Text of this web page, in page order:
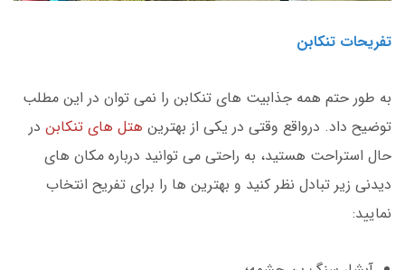
تفریحات تنکابن
به طور حتم همه جذابیت های تنکابن را نمی توان در این مطلب
توضیح داد. درواقع وقتی در یکی از بهترین هتل های تنکابن در
حال استراحت هستید، به راحتی می‌ توانید درباره مکان های
دیدنی زیر تبادل نظر کنید و بهترین ها را برای تفریح انتخاب
نمایید: